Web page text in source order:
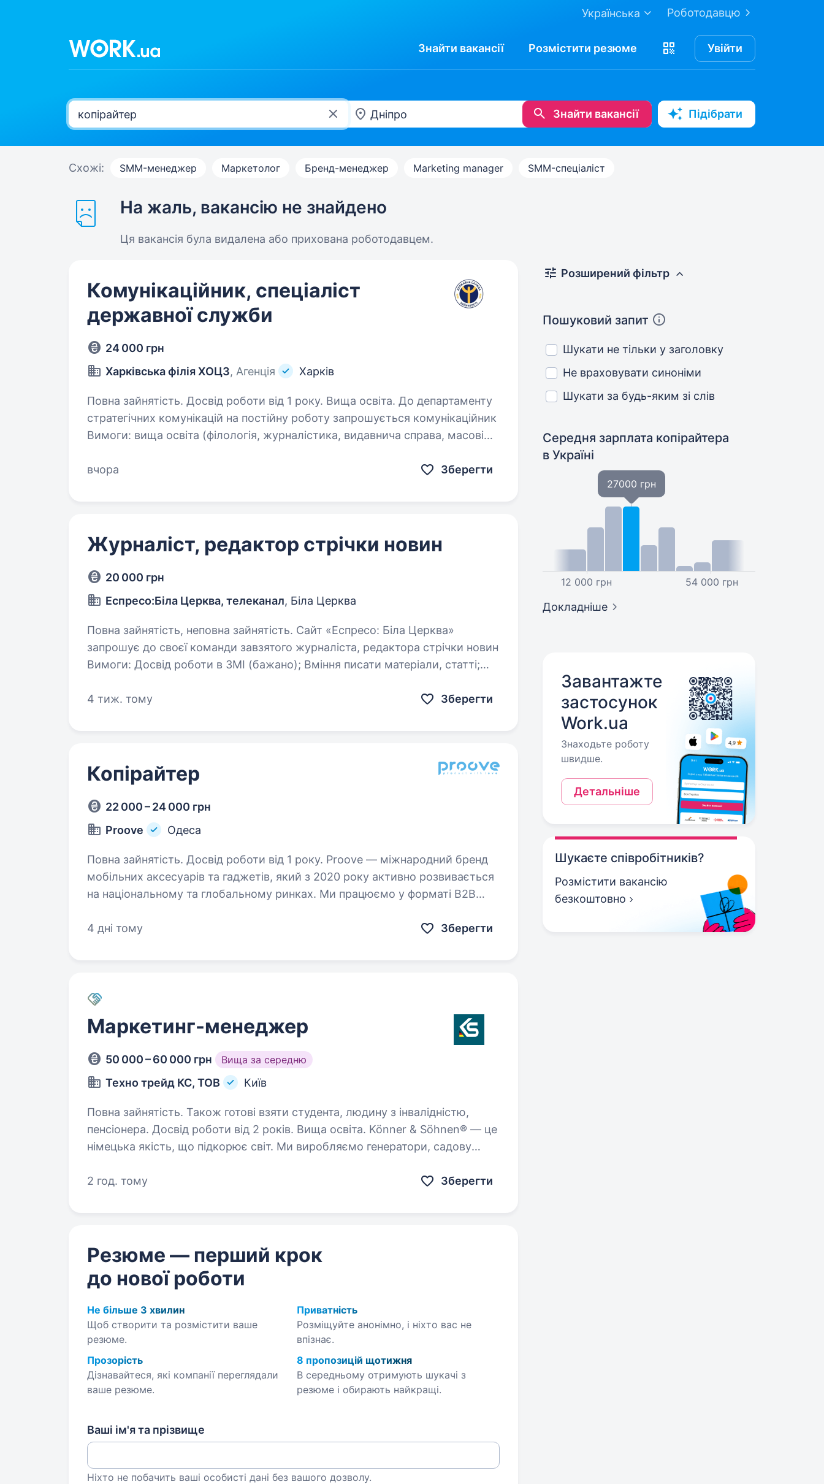
Роботодавцю
Українська
Знайти вакансії Розмістити резюме Увійти
Знайти вакансії Підібрати
Схожі: SMM-менеджер Маркетолог Бренд-менеджер Marketing manager SMM-спеціаліст
На жаль, вакансію не знайдено
Ця вакансія була видалена або прихована роботодавцем.
Комунікаційник, спеціаліст
державної служби
24 000 грн
Харківська філія ХОЦЗ, Агенція Харків
Повна зайнятість. Досвід роботи від 1 року. Вища освіта. До департаменту
стратегічних комунікацій на постійну роботу запрошується комунікаційник
Вимоги: вища освіта (філологія, журналістика, видавнича справа, масові
вчора
Зберегти
Журналіст, редактор стрічки новин
20 000 грн
Еспресо:Біла Церква, телеканал, Біла Церква
Повна зайнятість, неповна зайнятість. Сайт «Еспресо: Біла Церква»
запрошує до своєї команди завзятого журналіста, редактора стрічки новин
Вимоги: Досвід роботи в ЗМІ (бажано); Вміння писати матеріали, статті;
4 тиж. тому
Зберегти
Копірайтер
22 000 – 24 000 грн
Proove
Одеса
Повна зайнятість. Досвід роботи від 1 року. Proove — міжнародний бренд
мобільних аксесуарів та гаджетів, який з 2020 року активно розвивається
на національному та глобальному ринках. Ми працюємо у форматі B2B
4 дні тому
Зберегти
Маркетинг-менеджер
50 000 – 60 000 грн Вища за середню
Техно трейд КС, ТОВ Київ
Повна зайнятість. Також готові взяти студента, людину з інвалідністю,
пенсіонера. Досвід роботи від 2 років. Вища освіта. Könner & Söhnen® — це
німецька якість, що підкорює світ. Ми виробляємо генератори, садову
Маркетинг-менеджера для масштабування бренду та координації…
2 год. тому Зберегти
Резюме — перший крок
до нової роботи
Не більше 3 хвилин
Щоб створити та розмістити ваше
резюме.
Приватність
Розміщуйте анонімно, і ніхто вас не
впізнає.
Прозорість
Дізнавайтеся, які компанії переглядали
ваше резюме.
8 пропозицій щотижня
В середньому отримують шукачі з
резюме і обирають найкращі.
Ваші ім'я та прізвище
Ніхто не побачить ваші особисті дані без вашого дозволу.
Розширений фільтр
Пошуковий запит
Шукати не тільки у заголовку
Не враховувати синоніми
Шукати за будь-яким зі слів
Середня зарплата копірайтера
в Україні
12 000 грн
27000 грн
54 000 грн
Докладніше
Завантажте
застосунок
Work.ua
Знаходьте роботу
швидше.
Детальніше
Шукаєте співробітників?
Розмістити вакансію
безкоштовно